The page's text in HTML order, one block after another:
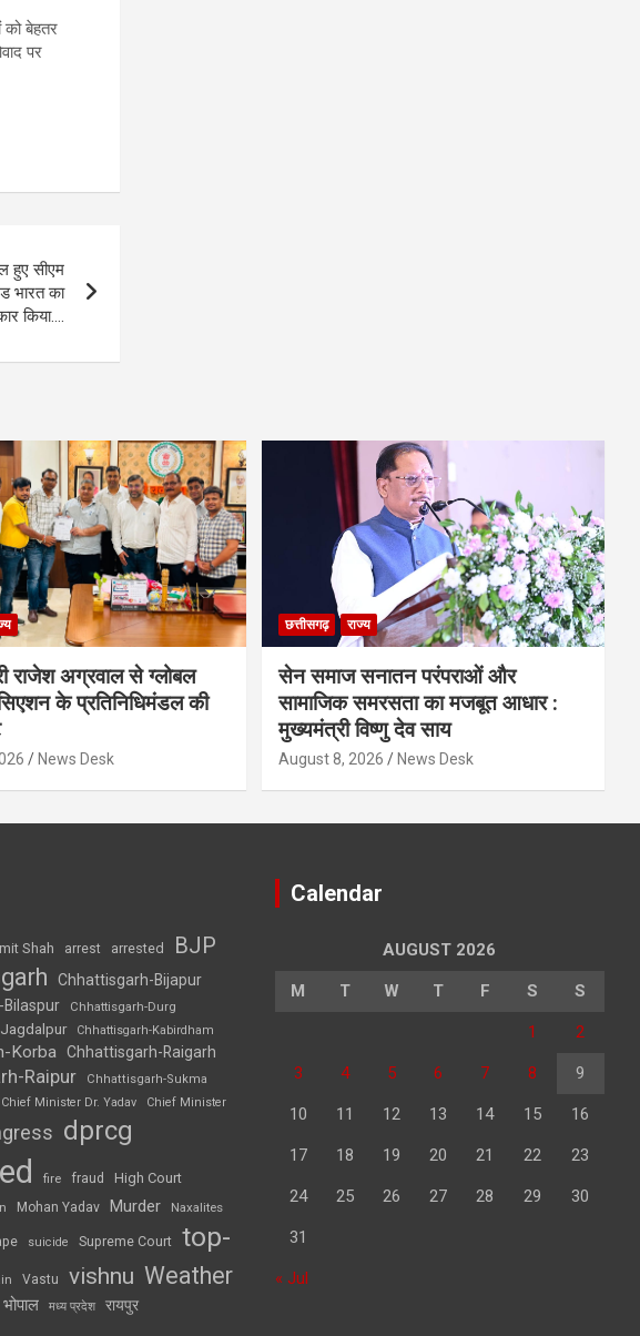
को बेहतर
पर
हुए सीएम
भारत का
किया….
राजेश अग्रवाल से ग्लोबल
के प्रतिनिधिमंडल की
News Desk
छत्तीसगढ़ राज्य
सेन समाज सनातन परंपराओं और
सामाजिक समरसता का मजबूत आधार :
मुख्यमंत्री विष्णु देव साय
August 8, 2026 News Desk
Shah arrest arrested BJP
Chhattisgarh-Bijapur
Bilaspur
Chhattisgarh-Durg
Chhattisgarh-Kabirdham
Korba Chhattisgarh-Raigarh
Raipur
Chhattisgarh-Sukma
Chief Minister Dr. Yadav Chief Minister
dprcg
fire fraud High Court
Mohan Yadav Murder Naxalites
suicide Supreme Court top-
Vastu vishnu Weather
भोपाल मध्य प्रदेश रायपुर
Calendar
AUGUST 2026
M T W T F S S
1 2
3 4 5 6 7 8 9
10 11 12 13 14 15 16
17 18 19 20 21 22 23
24 25 26 27 28 29 30
31
« Jul